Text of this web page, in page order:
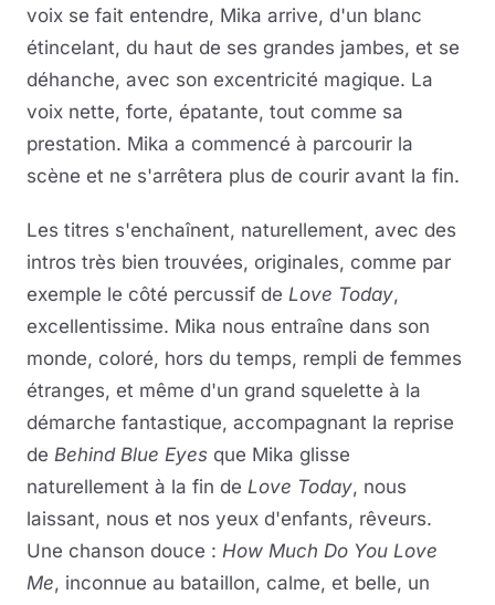
voix se fait entendre, Mika arrive, d'un blanc
étincelant, du haut de ses grandes jambes, et se
déhanche, avec son excentricité magique. La
voix nette, forte, épatante, tout comme sa
prestation. Mika a commencé à parcourir la
scène et ne s'arrêtera plus de courir avant la fin.
Les titres s'enchaînent, naturellement, avec des
intros très bien trouvées, originales, comme par
exemple le côté percussif de Love Today,
excellentissime. Mika nous entraîne dans son
monde, coloré, hors du temps, rempli de femmes
étranges, et même d'un grand squelette à la
démarche fantastique, accompagnant la reprise
de Behind Blue Eyes que Mika glisse
naturellement à la fin de Love Today, nous
laissant, nous et nos yeux d'enfants, rêveurs.
Une chanson douce : How Much Do You Love
Me, inconnue au bataillon, calme, et belle, un